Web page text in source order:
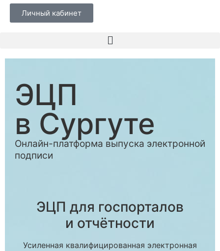
Личный кабинет
ЭЦП
в Сургуте
Онлайн-платформа выпуска электронной
подписи
ЭЦП для госпорталов
и отчётности
Усиленная квалифицированная электронная